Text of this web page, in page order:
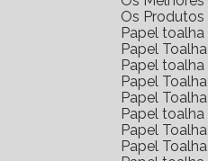
Os
Papel
Papel
Papel
Papel
Papel
Papel
Papel
Papel